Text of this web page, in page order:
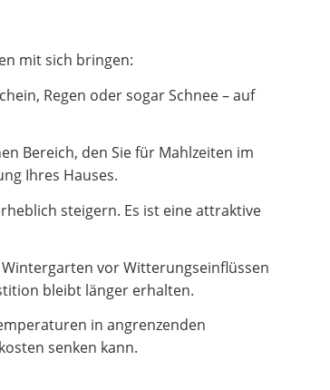
mit sich bringen:
Regen oder sogar Schnee – auf
Bereich, den Sie für Mahlzeiten im
Ihres Hauses.
steigern. Es ist eine attraktive
vor Witterungseinflüssen
bleibt länger erhalten.
in angrenzenden
senken kann.